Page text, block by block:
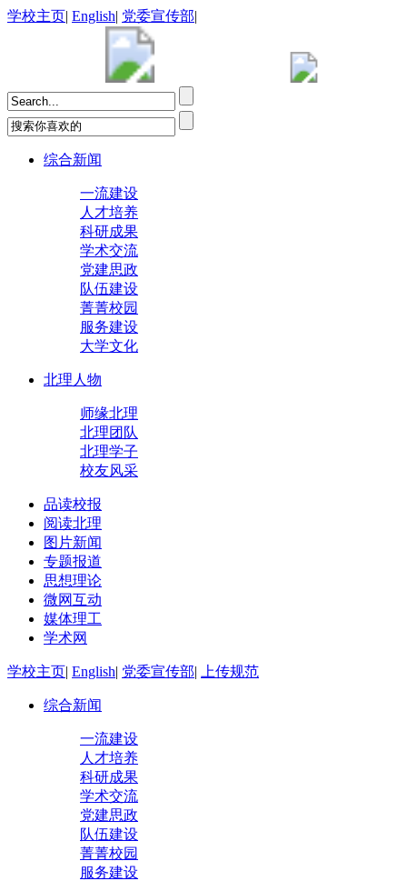
学校主页| English| 党委宣传部|
综合新闻
一流建设
人才培养
科研成果
学术交流
党建思政
队伍建设
菁菁校园
服务建设
大学文化
北理人物
师缘北理
北理团队
北理学子
校友风采
品读校报
阅读北理
图片新闻
专题报道
思想理论
微网互动
媒体理工
学术网
学校主页| English| 党委宣传部| 上传规范
综合新闻
一流建设
人才培养
科研成果
学术交流
党建思政
队伍建设
菁菁校园
服务建设